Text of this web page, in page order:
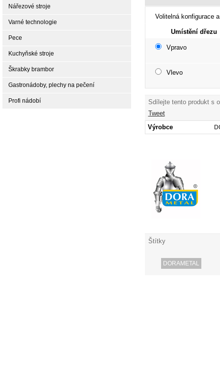
Volitelná konfigurace
Umístění dřezu
Vpravo
Vlevo
Sdílejte tento produkt s
Tweet
Výrobce
Štítky
DORAMETAL
Nářezové stroje
Varné technologie
Pece
Kuchyňské stroje
Škrabky brambor
Gastronádoby, plechy na pečení
Profi nádobí